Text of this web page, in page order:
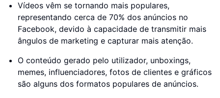
Vídeos vêm se tornando mais populares,
representando cerca de 70% dos anúncios no
Facebook, devido à capacidade de transmitir mais
ângulos de marketing e capturar mais atenção.
O conteúdo gerado pelo utilizador, unboxings,
memes, influenciadores, fotos de clientes e gráficos
são alguns dos formatos populares de anúncios.